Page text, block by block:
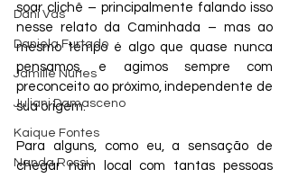
Dani Vas
Daniela Furtado
Jamille Nunes
Juliani Damasceno
Kaique Fontes
Nanda Rossi
soar clichê – principalmente falando isso
nesse relato da Caminhada – mas ao
mesmo tempo é algo que quase nunca
pensamos, e agimos sempre com
preconceito ao próximo, independente de
sua origem.
Para alguns, como eu, a sensação de
chegar num local com tantas pessoas